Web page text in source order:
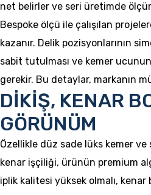
net belirler ve seri üretimde
Bespoke ölçü ile çalışılan
kazanır. Delik pozisyonlarının
sabit tutulması ve kemer
gerekir. Bu detaylar, markanın
DİKİŞ, KENAR
GÖRÜNÜM
Özellikle düz sade lüks kemer
kenar işçiliği, ürünün premium
iplik kalitesi yüksek olmalı, kenar